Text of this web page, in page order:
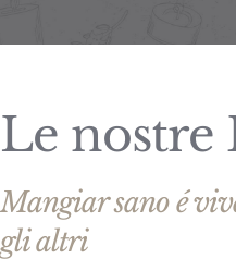
Le nostre
Mangiar sano é
gli altri